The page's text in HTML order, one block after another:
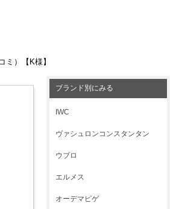
）【K様】
ブランド別にみる
IWC
ヴァシュロンコンスタンタン
ウブロ
エルメス
オーデマピゲ